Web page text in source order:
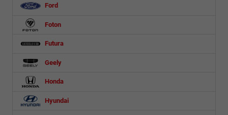
Ford
Foton
Futura
Geely
Honda
Hyundai